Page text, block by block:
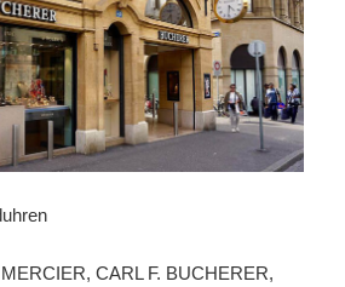
CARL F. BUCHERER,